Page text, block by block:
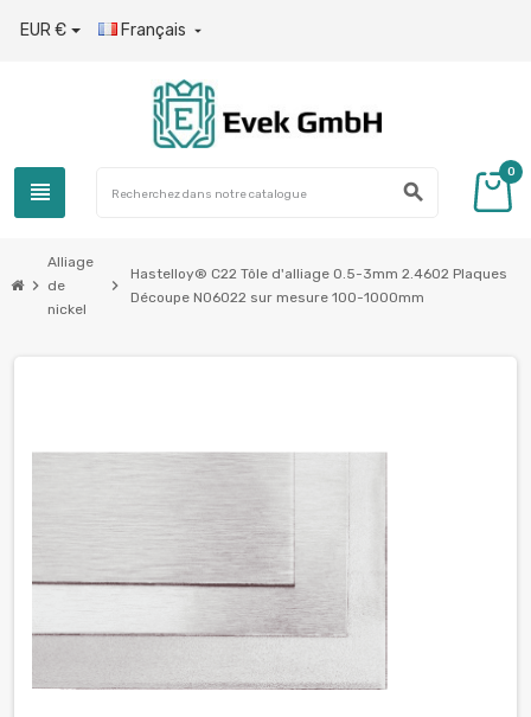
EUR € Français 
view_headline search
0
chevron_right
Alliage
de
nickel
chevron_right
Hastelloy® C22 Tôle d'alliage 0.5-3mm 2.4602 Plaques
Découpe N06022 sur mesure 100-1000mm